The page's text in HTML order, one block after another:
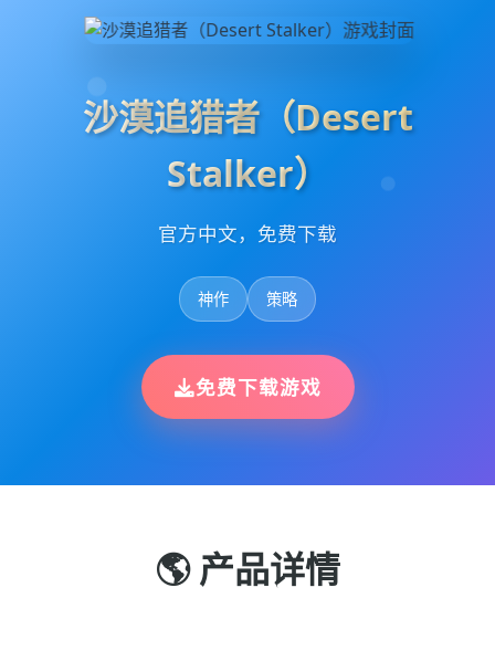
沙漠追猎者（Desert
Stalker）
官方中文，免费下载
神作 策略
免费下载游戏
🌎 产品详情